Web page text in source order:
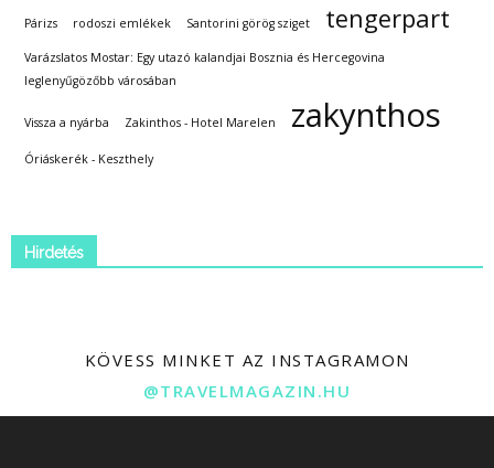
Párizs rodoszi emlékek Santorini görög sziget tengerpart
Varázslatos Mostar: Egy utazó kalandjai Bosznia és Hercegovina
leglenyűgözőbb városában
Vissza a nyárba Zakinthos - Hotel Marelen zakynthos
Óriáskerék - Keszthely
Hirdetés
KÖVESS MINKET AZ INSTAGRAMON
@TRAVELMAGAZIN.HU